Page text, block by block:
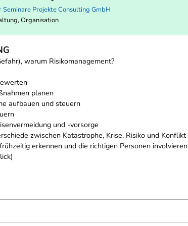
Seminare Projekte Consulting GmbH
Organisation
warum Risikomanagement?
planen
aufbauen und steuern
und -vorsorge
zwischen Katastrophe, Krise, Risiko und Konflikt
erkennen und die richtigen Personen involvieren